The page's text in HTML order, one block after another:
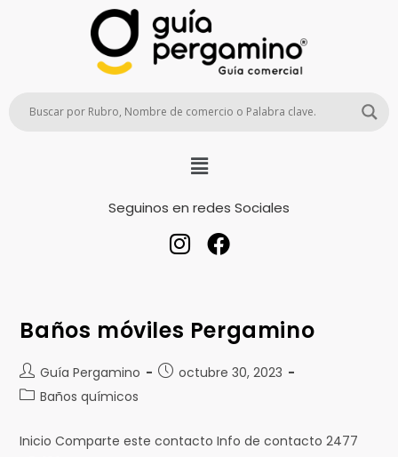
Seguinos en redes Sociales
Baños móviles Pergamino
Guía Pergamino
octubre 30, 2023
Baños químicos
Inicio Comparte este contacto Info de contacto 2477